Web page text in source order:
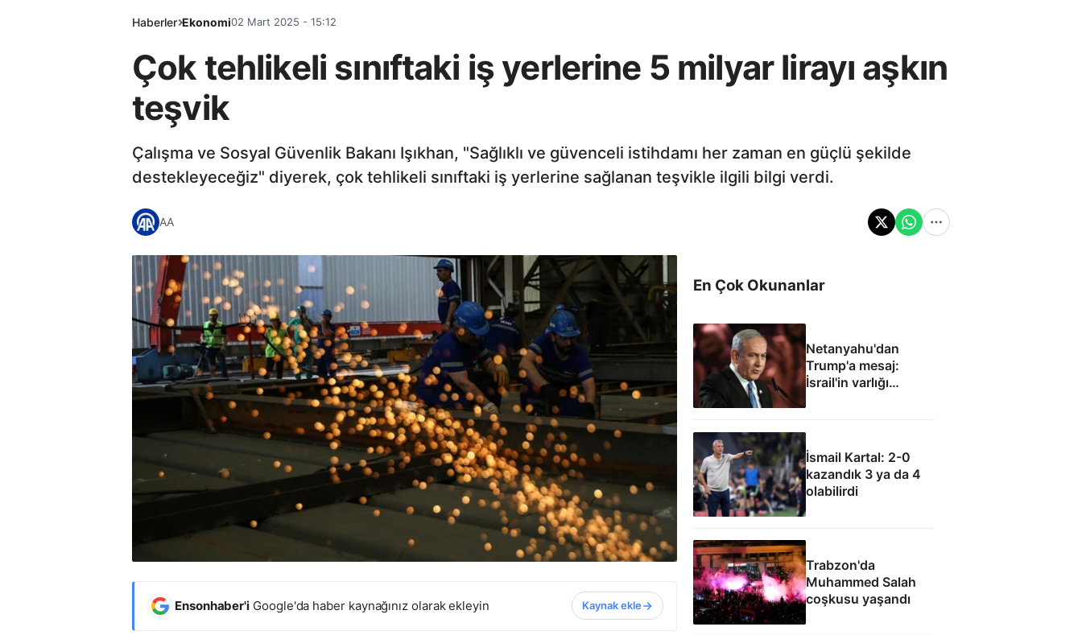
Haberler Ekonomi02 Mart 2025 - 15:12
Çok tehlikeli sınıftaki iş yerlerine 5 milyar lirayı aşkın
teşvik
Çalışma ve Sosyal Güvenlik Bakanı Işıkhan, "Sağlıklı ve güvenceli istihdamı her zaman en güçlü şekilde
destekleyeceğiz" diyerek, çok tehlikeli sınıftaki iş yerlerine sağlanan teşvikle ilgili bilgi verdi.
AA
Ensonhaber'i Google'da haber kaynağınız olarak ekleyin Kaynak ekle
En Çok Okunanlar
Netanyahu'dan
Trump'a mesaj:
İsrail'in varlığı
İsmail Kartal: 2-0
kazandık 3 ya da 4
olabilirdi
Trabzon'da
Muhammed Salah
coşkusu yaşandı